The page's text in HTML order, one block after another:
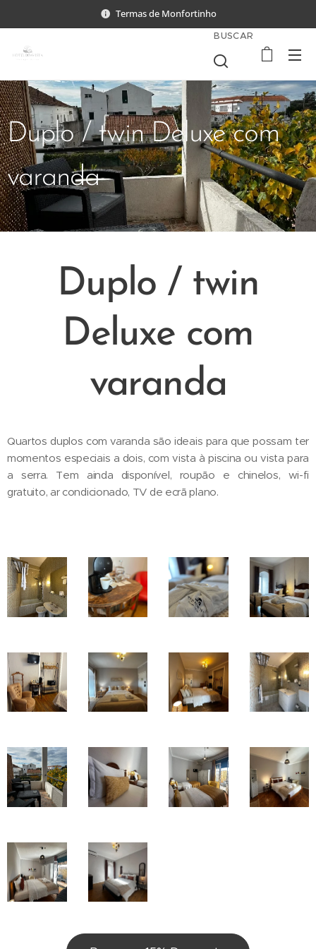
Termas de Monfortinho
BUSCAR
Duplo / twin Deluxe com
varanda
Duplo / twin
Deluxe com
varanda
Quartos duplos com varanda são ideais para que possam ter
momentos especiais a dois, com vista à piscina ou vista para
a serra. Tem ainda disponível, roupão e chinelos, wi-fi
gratuito, ar condicionado, TV de ecrã plano.